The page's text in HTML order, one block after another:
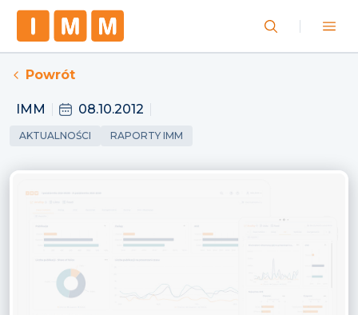
Powrót
IMM 08.10.2012
AKTUALNOŚCI RAPORTY IMM